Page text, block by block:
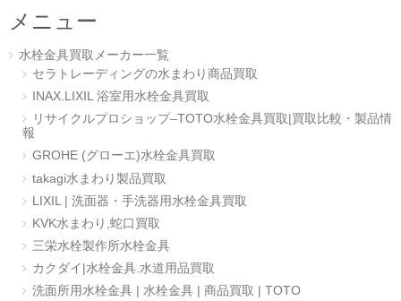
メニュー
水栓金具買取メーカー一覧
セラトレーディングの水まわり商品買取
INAX.LIXIL 浴室用水栓金具買取
リサイクルプロショップ–TOTO水栓金具買取|買取比較・製品情
報
GROHE (グローエ)水栓金具買取
takagi水まわり製品買取
LIXIL | 洗面器・手洗器用水栓金具買取
KVK水まわり,蛇口買取
三栄水栓製作所水栓金具
カクダイ|水栓金具.水道用品買取
洗面所用水栓金具 | 水栓金具 | 商品買取 | TOTO